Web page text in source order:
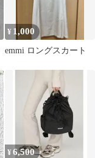
¥ 1,000
emmi ロングスカート
¥6,500